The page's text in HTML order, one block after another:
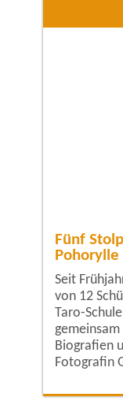
Fünf
Pohorylle
Seit
von 12
Taro-
gemeinsam
Biografien
Fotografin
Gerta, die